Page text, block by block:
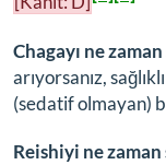
Chagayı ne
arıyorsanız,
(sedatif olmayan)
Reishiyi ne